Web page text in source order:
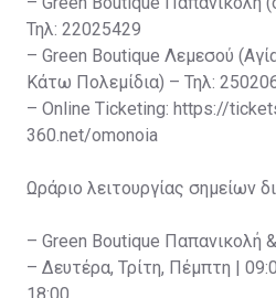
Τηλ: 22025429
– Green Boutique Λεμεσού
Κάτω Πολεμίδια) – Τηλ:
– Online Ticketing: https://
360.net/omonoia
Ωράριο λειτουργίας σημείων
– Green Boutique Παπανικολή
– Δευτέρα, Τρίτη, Πέμπτη |